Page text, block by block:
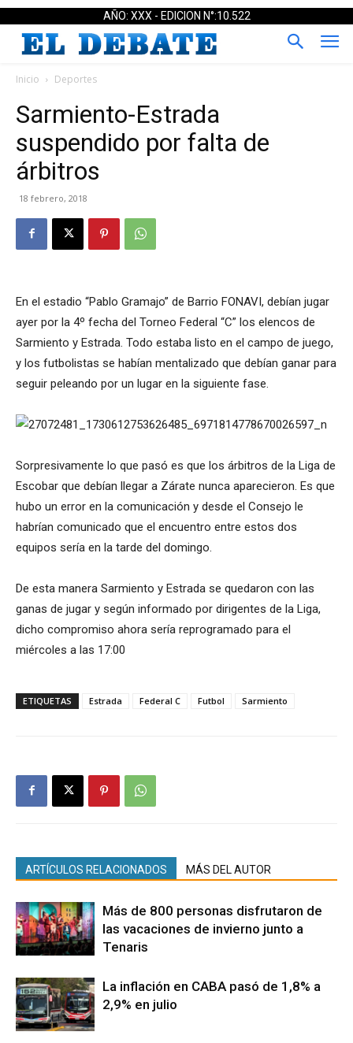
AÑO: XXX - EDICION N°:10.522
Inicio Deportes
Sarmiento-Estrada
suspendido por falta de
árbitros
18 febrero, 2018
En el estadio “Pablo Gramajo” de Barrio FONAVI, debían jugar
ayer por la 4º fecha del Torneo Federal “C” los elencos de
Sarmiento y Estrada. Todo estaba listo en el campo de juego,
y los futbolistas se habían mentalizado que debían ganar para
seguir peleando por un lugar en la siguiente fase.
Sorpresivamente lo que pasó es que los árbitros de la Liga de
Escobar que debían llegar a Zárate nunca aparecieron. Es que
hubo un error en la comunicación y desde el Consejo le
habrían comunicado que el encuentro entre estos dos
equipos sería en la tarde del domingo.
De esta manera Sarmiento y Estrada se quedaron con las
ganas de jugar y según informado por dirigentes de la Liga,
dicho compromiso ahora sería reprogramado para el
miércoles a las 17:00
ETIQUETAS Estrada Federal C Futbol Sarmiento
ARTÍCULOS RELACIONADOS MÁS DEL AUTOR
Más de 800 personas disfrutaron de
las vacaciones de invierno junto a
Tenaris
La inflación en CABA pasó de 1,8% a
2,9% en julio